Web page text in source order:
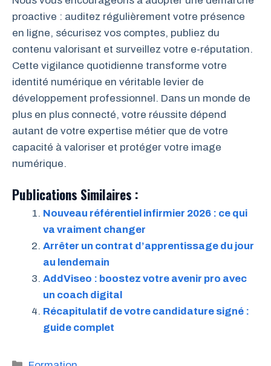
proactive : auditez régulièrement votre présence
en ligne, sécurisez vos comptes, publiez du
contenu valorisant et surveillez votre e-réputation.
Cette vigilance quotidienne transforme votre
identité numérique en véritable levier de
développement professionnel. Dans un monde de
plus en plus connecté, votre réussite dépend
autant de votre expertise métier que de votre
capacité à valoriser et protéger votre image
numérique.
Publications Similaires :
Nouveau référentiel infirmier 2026 : ce qui
va vraiment changer
Arrêter un contrat d’apprentissage du jour
au lendemain
AddViseo : boostez votre avenir pro avec
un coach digital
Récapitulatif de votre candidature signé :
guide complet
Catégories